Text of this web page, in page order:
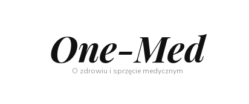
One-Med
O zdrowiu i sprzęcie medycznym